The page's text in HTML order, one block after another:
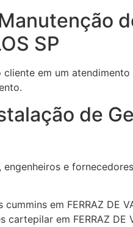
SP
cliente em um
de
e
em FERRAZ DE
em FERRAZ DE